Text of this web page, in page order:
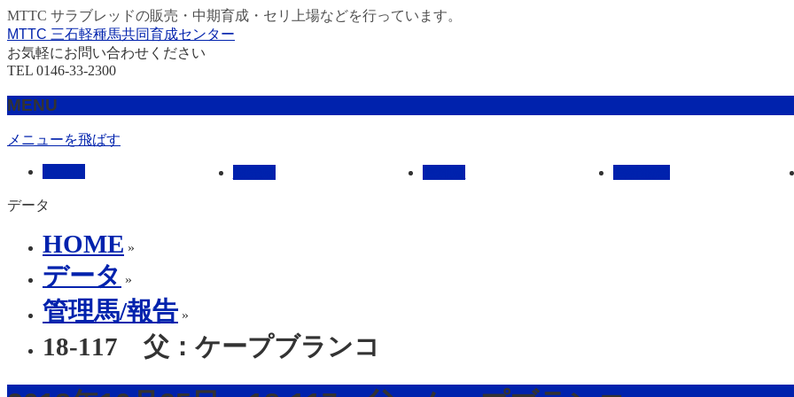
MTTC サラブレッドの販売・中期育成・セリ上場などを行っています。
MTTC 三石軽種馬共同育成センター
お気軽にお問い合わせください
TEL 0146-33-2300
MENU
メニューを飛ばす
データ
HOME »
データ »
管理馬/報告 »
18-117 父：ケープブランコ